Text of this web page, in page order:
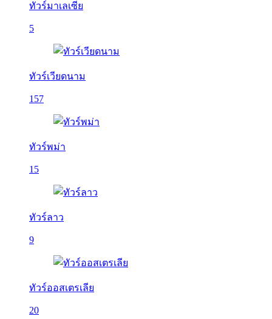
ทัวร์มาเลเซีย
5
ทัวร์เวียดนาม
157
ทัวร์พม่า
15
ทัวร์ลาว
9
ทัวร์ออสเตรเลีย
20